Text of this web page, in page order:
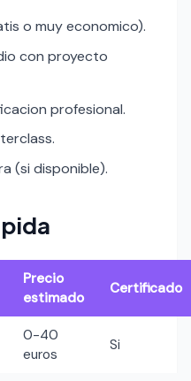
o muy economico).
con proyecto
profesional.
(si disponible).
Precio
estimado
Certificado
0-40
euros
Si